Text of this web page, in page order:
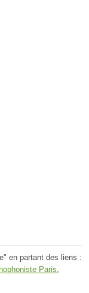
en partant des liens :
Paris,